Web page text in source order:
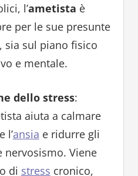
l’ametista è
per le sue presunte
, sia sul piano fisico
e mentale.
dello stress:
aiuta a calmare
l’ansia e ridurre gli
nervosismo. Viene
di stress cronico,